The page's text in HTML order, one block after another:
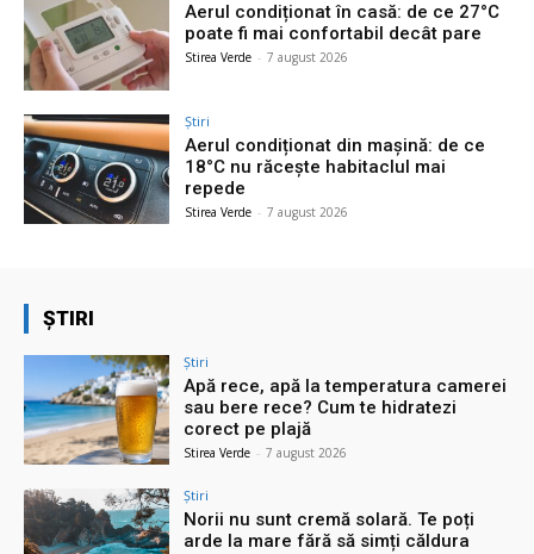
Aerul condiționat în casă: de ce 27°C
poate fi mai confortabil decât pare
Stirea Verde - 7 august 2026
Știri
Aerul condiționat din mașină: de ce
18°C nu răcește habitaclul mai
repede
Stirea Verde - 7 august 2026
ȘTIRI
Știri
Apă rece, apă la temperatura camerei
sau bere rece? Cum te hidratezi
corect pe plajă
Stirea Verde - 7 august 2026
Știri
Norii nu sunt cremă solară. Te poți
arde la mare fără să simți căldura